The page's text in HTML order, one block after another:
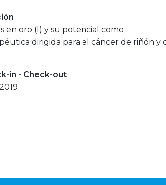
en oro (I) y su potencial como
dirigida para el cáncer de riñón y
in - Check-out